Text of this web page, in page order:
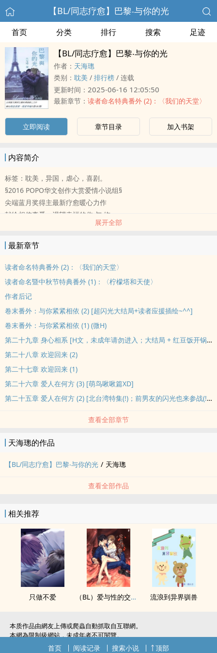
【BL/同志疗愈】巴黎‧与你的光
首页 分类 排行 搜索 足迹
【BL/同志疗愈】巴黎‧与你的光
作者： 天海璁
类别： ‌‌耽‍‌‎美‌‎‎ / 排行榜 / 连载
更新时间： 2025-06-16 12:05:50
最新章节： 读者命名特典番外 (2)：〈我们的天堂〉
立即阅读 章节目录 加入书架
内容简介
标签：‌‌耽‍‌‎美‌‎‎，异国，虐心，喜剧。
§2016 ‌‍‌P‎‍O‌‍P‎‌O‍‎‎华文创作大赏爱情小说组§
尖端蓝月奖得主最新疗愈暖心力作
献给相信真爱、渴望幸福的你‧与‧妳
失恋又失去味觉的天才主厨，在人生的黑暗低潮中，遇见天使之光；
灯火阑珊处......
在抵达爱与光的天堂之前，两人能否成为彼此的天使，为对方守护一
故事相关设定：
(1) 主角配对：
(攻) 金发型男甜点主厨
(受) 黑发眼镜暖男心疗师
PS 攻君受君都是（又帅又性感的）法国人唷~^^
苦甜大人系（有点虐的意思？XD）、同志‍‌‍情‍‎‍欲‍‍、疗愈励志（诊疗椅上
的春天…各种意味www）、一点点魔幻写实 (不是奇幻玄幻~这里没有
魔咒、龙和阿飘喔 XD)、一如往常内嵌很多美味饮食（包括肉肉和…
XDDD）；应该是HE (吧？)...看下去就知道噜^^
忘记拥抱/ 234说爱你主题曲(A-Lin) covered by Gentleman -
影片请点这里
撤
【声明】近来发现本篇故事遭到多处小说网无授权转载，在此声明：
展开全部
最新章节
读者命名特典番外 (2)：〈我们的天堂〉
读者命名暨中秋节特典番外 (1)：〈柠檬塔和天使〉
作者后记
卷末番外：与你紧紧相依 (2) [超闪光大结局+读者应援插绘~^^]
卷末番外：与你紧紧相依 (1) (微H)
第二十九章 身心相系 [‎‎H‎‎‍文‌，未成年请勿进入；大结局 + 红豆饭开锅~^o^]
第二十八章 欢迎回来 (2)
第二十七章 欢迎回来 (1)
第二十六章 爱人在何方 (3) [萌鸟啾啾篇XD]
第二十五章 爱人在何方 (2) [北台湾特集(!)；前男友的闪光也来参战(!!!)]
查看全部章节
天海璁的作品
【BL/同志疗愈】巴黎‧与你的光 / 天海璁
查看全部作品
相关推荐
只做不爱 （BL）爱与性的交换律 流浪到异界驯兽
本质作品由網友上傳或爬蟲自動抓取自互聯網。
本網為限制級網站，未成年者不可閱覽。
如無意中侵犯了您的權利，敬請聯系我們。
首页 阅读记录 搜索小说 顶部